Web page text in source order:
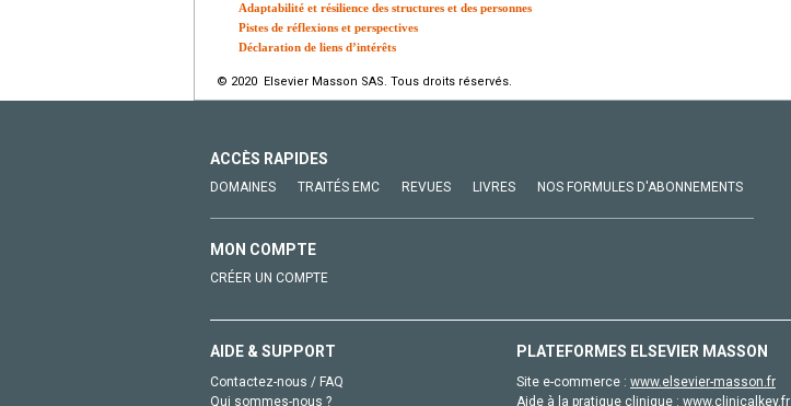
Adaptabilité et résilience des structures et des personnes
Pistes de réflexions et perspectives
Déclaration de liens d’intérêts
© 2020 Elsevier Masson SAS. Tous droits réservés.
ACCÈS RAPIDES
DOMAINES TRAITÉS EMC REVUES LIVRES NOS FORMULES D'ABONNEMENTS
MON COMPTE
CRÉER UN COMPTE
AIDE & SUPPORT
Contactez-nous / FAQ
Qui sommes-nous ?
PLATEFORMES ELSEVIER MASSON
Site e-commerce : www.elsevier-masson.fr
Aide à la pratique clinique : www.clinicalkey.fr